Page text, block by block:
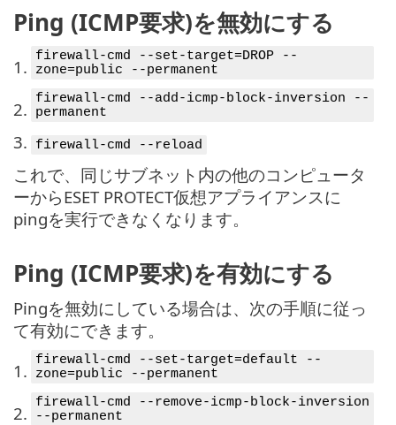
Ping (ICMP要求)を無効にする
1.
firewall-cmd --set-target=DROP --
zone=public --permanent
2.
firewall-cmd --add-icmp-block-inversion --
permanent
3. firewall-cmd --reload
これで、同じサブネット内の他のコンピュータ
ーからESET PROTECT仮想アプライアンスに
pingを実行できなくなります。
Ping (ICMP要求)を有効にする
Pingを無効にしている場合は、次の手順に従っ
て有効にできます。
1.
firewall-cmd --set-target=default --
zone=public --permanent
2.
firewall-cmd --remove-icmp-block-inversion
--permanent